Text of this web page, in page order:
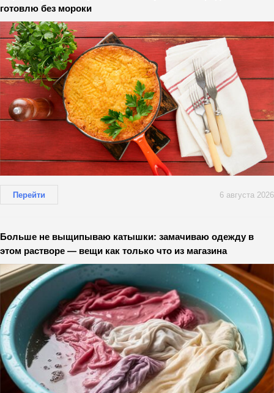
готовлю без мороки
Перейти 6 августа 2026
Больше не выщипываю катышки: замачиваю одежду в
этом растворе — вещи как только что из магазина